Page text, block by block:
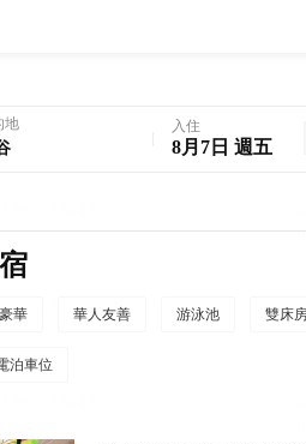
地 入住
8月7日 週五
華 華人友善 游泳池 雙床
泊車位